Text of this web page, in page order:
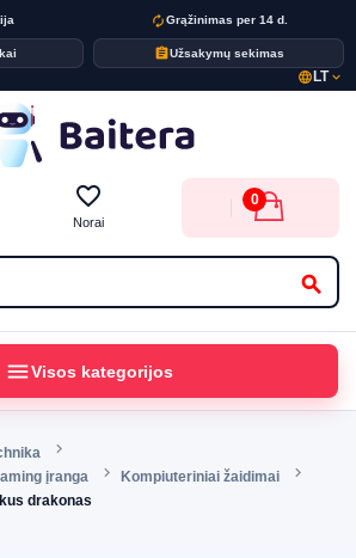
autorenewGrąžinimas per 14 d.
assignmentUžsakymų sekimas
language LTexpand_more
search
favorite_border
Norai
0
menuVisos kategorijos
įranga
Kompiuteriniai žaidimai
drakonas